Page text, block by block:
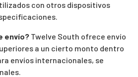
con otros dispositivos
envío? Twelve South ofrece envío
a un cierto monto dentro
envíos internacionales, se